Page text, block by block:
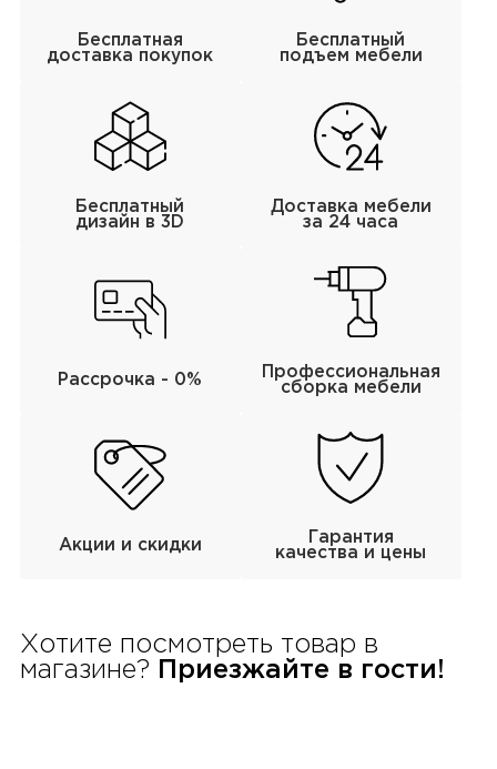
Бесплатная
доставка покупок
Бесплатный
подъем мебели
Бесплатный
дизайн в 3D
Доставка мебели
за 24 часа
Рассрочка - 0%
Профессиональная
сборка мебели
Акции и скидки
Гарантия
качества и цены
Хотите посмотреть товар в
магазине? Приезжайте в гости!